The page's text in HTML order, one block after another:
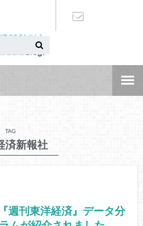
恵で未来をつくる
TAG
済新報社
週刊東洋経済』データ分